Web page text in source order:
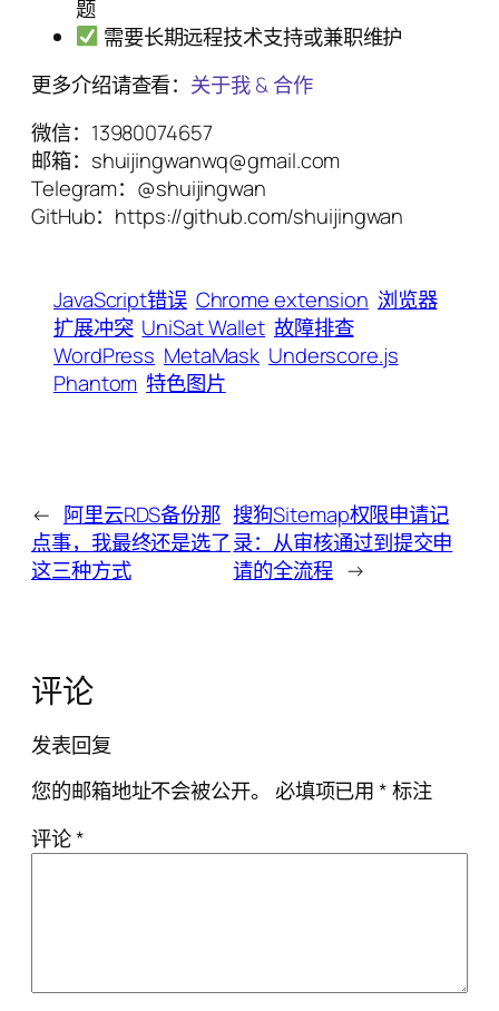
题
需要长期远程技术支持或兼职维护
更多介绍请查看： 关于我 & 合作
微信：13980074657
邮箱：shuijingwanwq@gmail.com
Telegram：@shuijingwan
GitHub：https://github.com/shuijingwan
JavaScript错误 Chrome extension 浏览器
扩展冲突 UniSat Wallet 故障排查
WordPress MetaMask Underscore.js
Phantom 特色图片
← 阿里云RDS备份那
点事，我最终还是选了
这三种方式
搜狗Sitemap权限申请记
录：从审核通过到提交申
请的全流程 →
评论
发表回复
您的邮箱地址不会被公开。 必填项已用*标注
评论*